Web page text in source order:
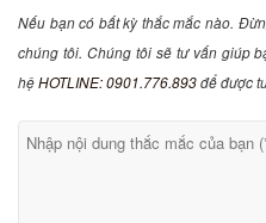
Nếu bạn có bất kỳ thắc mắc nào.
chúng tôi. Chúng tôi sẽ tư vấn giúp
hệHOTLINE: 0901.776.893để được